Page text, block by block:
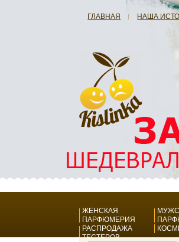
ГЛАВНАЯ НАША
ЖЕНСКАЯ
ПАРФЮМЕРИЯ
РАСПРОДАЖА
ТЕСТЕРОВ